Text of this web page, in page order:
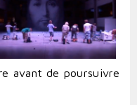
avant de poursuivre